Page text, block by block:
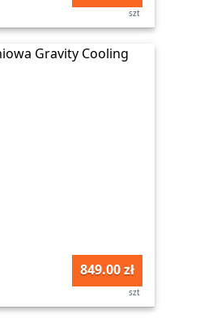
szt
849.00 zł
szt